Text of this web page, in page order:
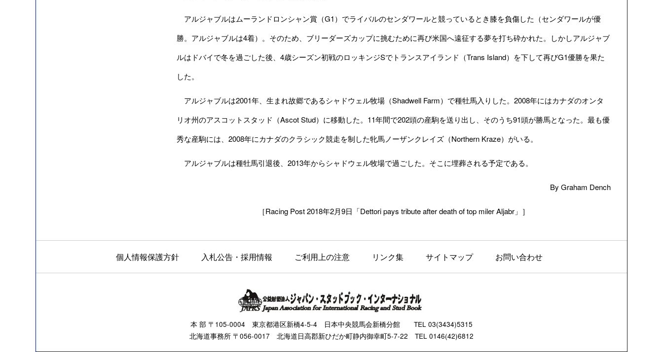
アルジャブルはムーランドロンシャン賞（G1）でライバルのセンダワールと競っているとき膝を負傷した（センダワールが優
勝。アルジャブルは4着）。そのため、ブリーダーズカップに挑むために再び米国へ遠征する夢を打ち砕かれた。しかしアルジャブ
ルはドバイで冬を過ごした後、4歳シーズン初戦のロッキンジSでトランスアイランド（Trans Island）を下して再びG1優勝を果た
した。
アルジャブルは2001年、生まれ故郷であるシャドウェル牧場（Shadwell Farm）で種牡馬入りした。2008年にはカナダのオンタ
リオ州のアスコットスタッド（Ascot Stud）に移動した。11年間で202頭の産駒を送り出し、そのうち91頭が勝馬となった。最も優
秀な産駒には、2008年にカナダのクラシック競走を制した牝馬ノーザンクレイズ（Northern Kraze）がいる。
アルジャブルは種牡馬引退後、2013年からシャドウェル牧場で過ごした。そこに埋葬される予定である。
By Graham Dench
［Racing Post 2018年2月9日「Dettori pays tribute after death of top miler Aljabr」］
個人情報保護方針 入札公告・採用情報 ご利用上の注意 リンク集 サイトマップ お問い合わせ
本 部 〒105-0004 東京都港区新橋4-5-4 日本中央競馬会新橋分館 TEL 03(3434)5315
北海道事務所 〒056-0017 北海道日高郡新ひだか町静内御幸町5-7-22 TEL 0146(42)6812